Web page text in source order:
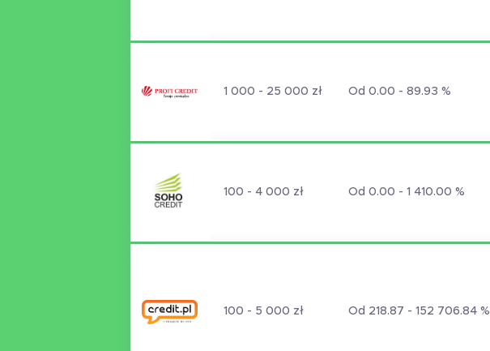
1 000 - 25 000 zł Od 0.00 - 89.93 %
100 - 4 000 zł Od 0.00 - 1 410.00 %
100 - 5 000 zł Od 218.87 - 152 706.84 %